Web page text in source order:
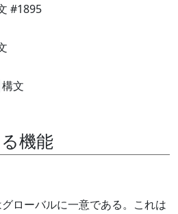
#1895
構文
機能
ローバルに一意である。これは